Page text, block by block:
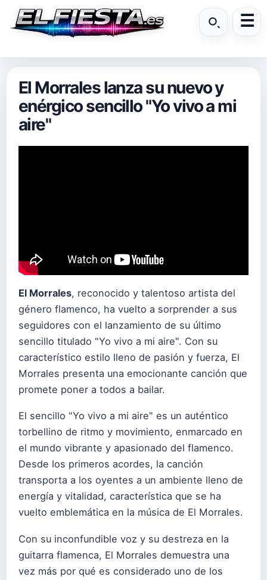
El Morrales lanza su nuevo y
enérgico sencillo "Yo vivo a mi
aire"
El Morrales, reconocido y talentoso artista del
género flamenco, ha vuelto a sorprender a sus
seguidores con el lanzamiento de su último
sencillo titulado "Yo vivo a mi aire". Con su
característico estilo lleno de pasión y fuerza, El
Morrales presenta una emocionante canción que
promete poner a todos a bailar.
El sencillo "Yo vivo a mi aire" es un auténtico
torbellino de ritmo y movimiento, enmarcado en
el mundo vibrante y apasionado del flamenco.
Desde los primeros acordes, la canción
transporta a los oyentes a un ambiente lleno de
energía y vitalidad, característica que se ha
vuelto emblemática en la música de El Morrales.
Con su inconfundible voz y su destreza en la
guitarra flamenca, El Morrales demuestra una
vez más por qué es considerado uno de los